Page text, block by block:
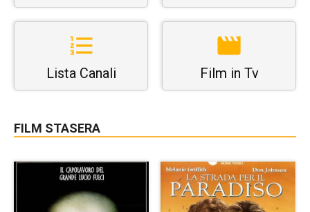
Lista Canali Film in Tv
FILM STASERA